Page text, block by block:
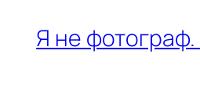
ПерейтиЯ не